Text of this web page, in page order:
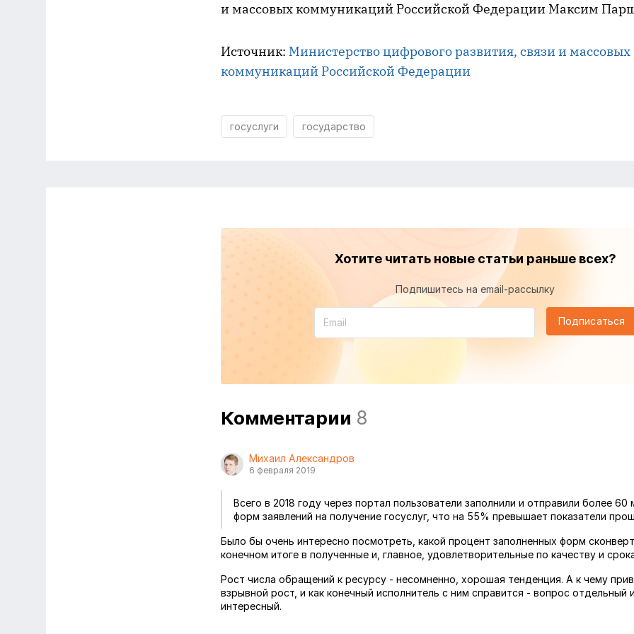
и массовых коммуникаций Российской Федерации Максим
Источник: Министерство цифрового развития, связи и массовых
коммуникаций Российской Федерации
госуслуги государство
Хотите читать новые статьи раньше всех?
Подпишитесь на email-рассылку
Подписаться
Комментарии 8
Михаил Александров
6 февраля 2019
Всего в 2018 году через портал пользователи заполнили и отправили более 60
форм заявлений на получение госуслуг, что на 55% превышает показатели
Было бы очень интересно посмотреть, какой процент заполненных форм
конечном итоге в полученные и, главное, удовлетворительные по качеству и
Рост числа обращений к ресурсу - несомненно, хорошая тенденция. А к чему
взрывной рост, и как конечный исполнитель с ним справится - вопрос отдельный
интересный.